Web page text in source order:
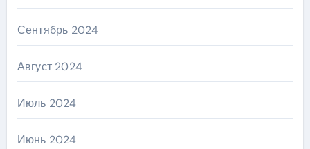
Сентябрь 2024
Август 2024
Июль 2024
Июнь 2024